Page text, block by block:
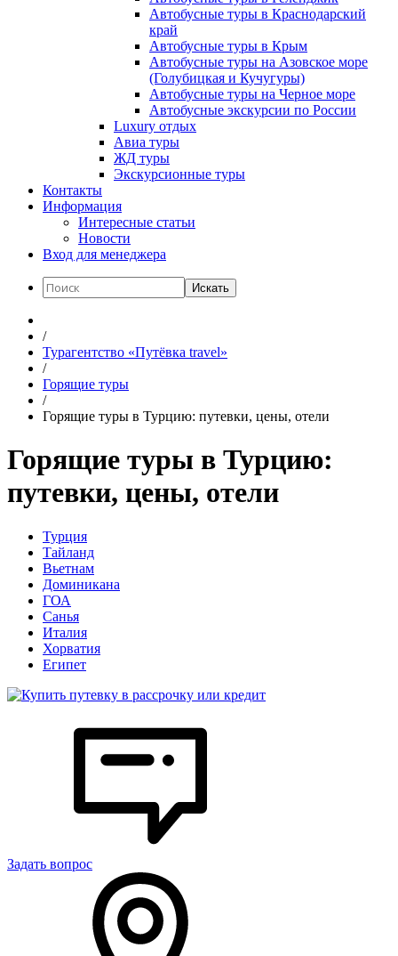
Автобусные туры в Краснодарский
край
Автобусные туры в Крым
Автобусные туры на Азовское море
(Голубицкая и Кучугуры)
Автобусные туры на Черное море
Автобусные экскурсии по России
Luxury отдых
Авиа туры
ЖД туры
Экскурсионные туры
Контакты
Информация
Интересные статьи
Новости
Вход для менеджера
Искать
/
Турагентство «Путёвка travel»
/
Горящие туры
/
Горящие туры в Турцию: путевки, цены, отели
Горящие туры в Турцию:
путевки, цены, отели
Турция
Тайланд
Вьетнам
Доминикана
ГОА
Санья
Италия
Хорватия
Египет
Задать вопрос